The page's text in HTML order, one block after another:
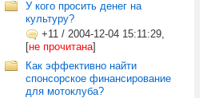
У кого просить денег на
культуру?
+11 / 2004-12-04 15:11:29,
[не прочитана]
Как эффективно найти
спонсорское финансирование
для мотоклуба?